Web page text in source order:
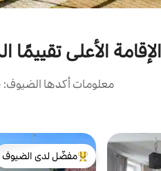
الأعلى
معلومات أكدها الضيوف:
من أبرز البيوت
مفضّل لدى الضيوف